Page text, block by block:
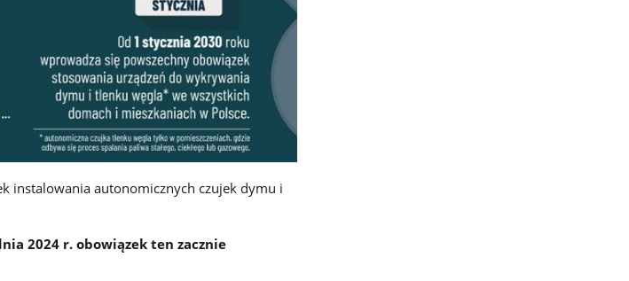
instalowania autonomicznych czujek dymu i
2024 r. obowiązek ten zacznie